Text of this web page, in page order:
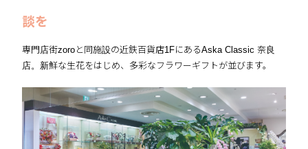
談を
専門店街zoroと同施設の近鉄百貨店1FにあるAska Classic 奈良
店。新鮮な生花をはじめ、多彩なフラワーギフトが並びます。